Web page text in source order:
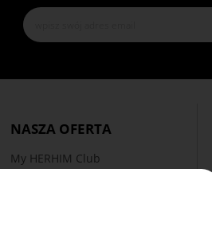
NASZA OFERTA
My HERHIM Club